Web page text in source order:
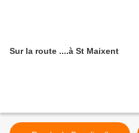
Sur la route ....à St Maixent